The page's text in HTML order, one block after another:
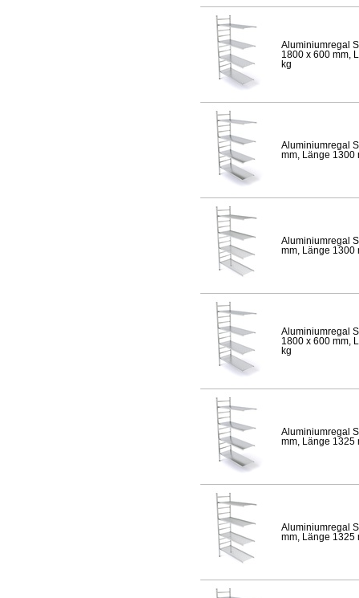
Aluminiumregal
1800 x 600 mm,
kg
Aluminiumregal
mm, Länge 1300
Aluminiumregal
mm, Länge 1300
Aluminiumregal
1800 x 600 mm,
kg
Aluminiumregal
mm, Länge 1325
Aluminiumregal
mm, Länge 1325